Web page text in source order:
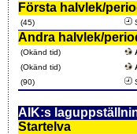
Första halvlek/
(45)
Andra halvlek/
(Okänd tid)
(Okänd tid)
(90)
AIK:s
Startelva